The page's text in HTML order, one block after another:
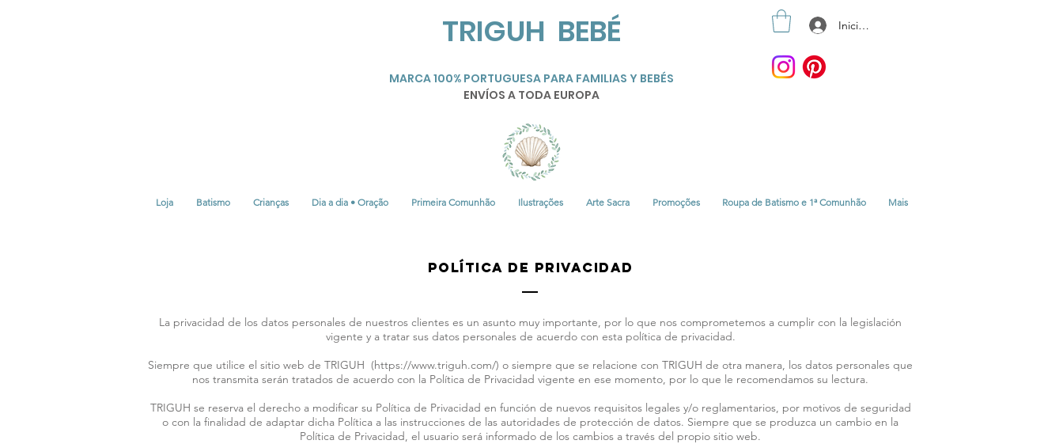
TRIGUH BEBÉ
MARCA 100% PORTUGUESA PARA FAMILIAS Y BEBÉS
ENVÍOS A TODA EUROPA
Iniciar sesión
Loja Batismo Crianças Dia a dia • Oração Primeira Comunhão Ilustrações Arte Sacra Promoções Roupa de Batismo e 1ª Comunhão Mais
POLÍTICA DE PRIVACIDAD
La privacidad de los datos personales de nuestros clientes es un asunto muy importante, por lo que nos comprometemos a cumplir con la legislación
vigente y a tratar sus datos personales de acuerdo con esta política de privacidad.
Siempre que utilice el sitio web de TRIGUH (https://www.triguh.com/) o siempre que se relacione con TRIGUH de otra manera, los datos personales que
nos transmita serán tratados de acuerdo con la Política de Privacidad vigente en ese momento, por lo que le recomendamos su lectura.
TRIGUH se reserva el derecho a modificar su Política de Privacidad en función de nuevos requisitos legales y/o reglamentarios, por motivos de seguridad
o con la finalidad de adaptar dicha Política a las instrucciones de las autoridades de protección de datos. Siempre que se produzca un cambio en la
Política de Privacidad, el usuario será informado de los cambios a través del propio sitio web.